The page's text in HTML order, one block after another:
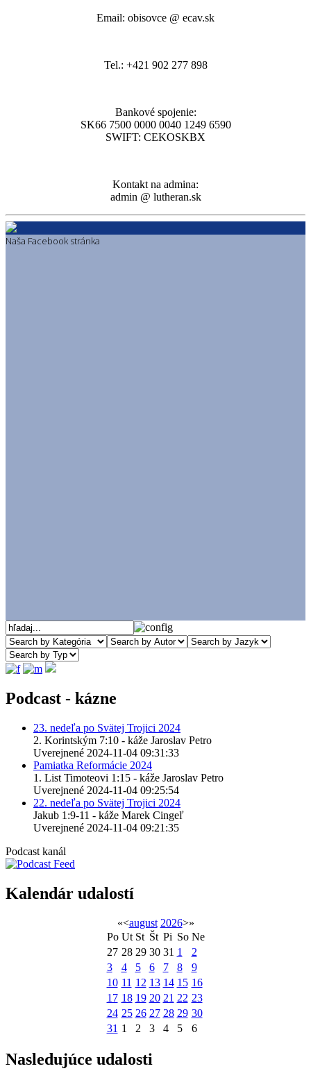
Email: obisovce @ ecav.sk
Tel.: +421 902 277 898
Bankové spojenie:
SK66 7500 0000 0040 1249 6590
SWIFT: CEKOSKBX
Kontakt na admina:
admin @ lutheran.sk
Naša Facebook stránka
Podcast - kázne
23. nedeľa po Svätej Trojici 2024
2. Korintským 7:10 - káže Jaroslav Petro
Uverejnené 2024-11-04 09:31:33
Pamiatka Reformácie 2024
1. List Timoteovi 1:15 - káže Jaroslav Petro
Uverejnené 2024-11-04 09:25:54
22. nedeľa po Svätej Trojici 2024
Jakub 1:9-11 - káže Marek Cingeľ
Uverejnené 2024-11-04 09:21:35
Podcast kanál
Kalendár udalostí
«<august 2026>»
Po Ut St Št Pi So Ne
27 28 29 30 31 1
2
3
4 5 6 7 8
9
10 11 12 13 14 15 16
17 18 19 20 21 22 23
24 25 26 27 28 29 30
31 1 2 3 4 5 6
Nasledujúce udalosti